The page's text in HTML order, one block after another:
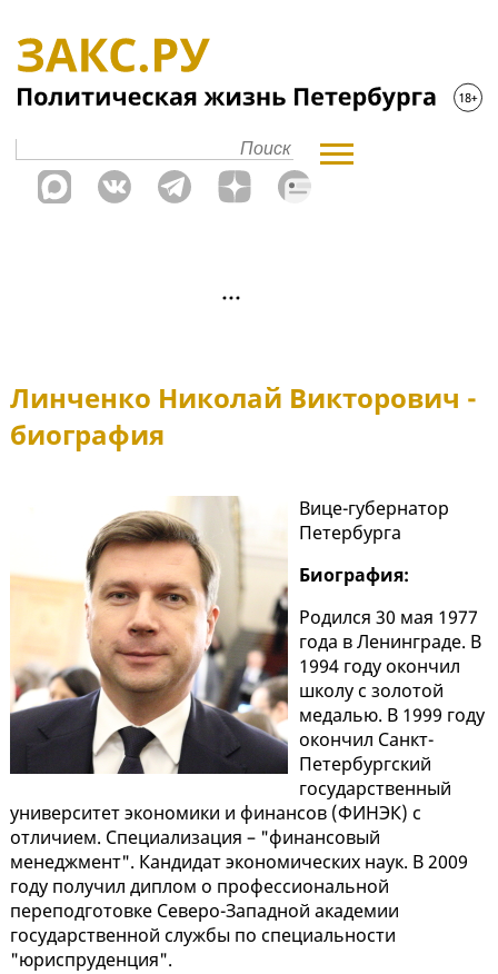
Линченко Николай Викторович -
биография
Вице-губернатор
Петербурга
Биография:
Родился 30 мая 1977
года в Ленинграде. В
1994 году окончил
школу с золотой
медалью. В 1999 году
окончил Санкт-
Петербургский
государственный
университет экономики и финансов (ФИНЭК) с
отличием. Специализация – "финансовый
менеджмент". Кандидат экономических наук. В 2009
году получил диплом о профессиональной
переподготовке Северо-Западной академии
государственной службы по специальности
"юриспруденция".